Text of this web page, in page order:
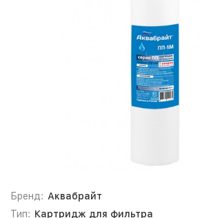
Бренд: Аквабрайт
Тип: Картридж для фильтра